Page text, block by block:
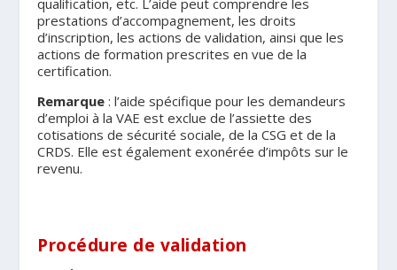
qualification, etc. L’aide peut comprendre les
prestations d’accompagnement, les droits
d’inscription, les actions de validation, ainsi que les
actions de formation prescrites en vue de la
certification.
Remarque : l’aide spécifique pour les demandeurs
d’emploi à la VAE est exclue de l’assiette des
cotisations de sécurité sociale, de la CSG et de la
CRDS. Elle est également exonérée d’impôts sur le
revenu.
Procédure de validation